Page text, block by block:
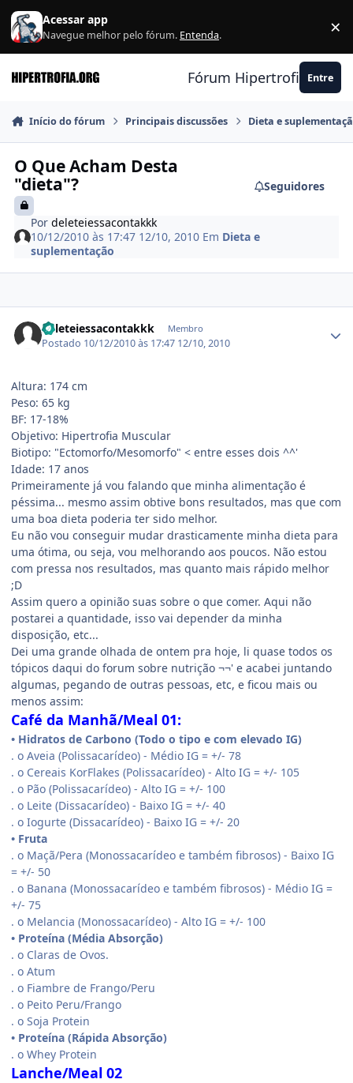
Ir para conteúdo
Acessar app
Navegue melhor pelo fórum. Entenda. ×
Fórum Hipertrofia.org
Entre
Início do fórum Principais discussões Dieta e
O Que Acham Desta
"dieta"?
Seguidores
Pordeleteiessacontakkk
10/12/2010 às 17:47 12/10, 2010 Em Dieta e
suplementação
deleteiessacontakkk Membro
Postado 10/12/2010 às 17:47 12/10, 2010
Altura: 174 cm
Peso: 65 kg
BF: 17-18%
Objetivo: Hipertrofia Muscular
Biotipo: "Ectomorfo/Mesomorfo" < entre esses dois ^^'
Idade: 17 anos
Primeiramente já vou falando que minha alimentação é
péssima... mesmo assim obtive bons resultados, mas que com
uma boa dieta poderia ter sido melhor.
Eu não vou conseguir mudar drasticamente minha dieta para
uma ótima, ou seja, vou melhorando aos poucos. Não estou
com pressa nos resultados, mas quanto mais rápido melhor
;D
Assim quero a opinião suas sobre o que comer. Aqui não
postarei a quantidade, isso vai depender da minha
disposição, etc...
Dei uma grande olhada de ontem pra hoje, li quase todos os
tópicos daqui do forum sobre nutrição ¬¬' e acabei juntando
algumas, pegando de outras pessoas, etc, e ficou mais ou
menos assim:
Café da Manhã/Meal 01:
• Hidratos de Carbono (Todo o tipo e com elevado IG)
. o Aveia (Polissacarídeo) - Médio IG = +/- 78
. o Cereais KorFlakes (Polissacarídeo) - Alto IG = +/- 105
. o Pão (Polissacarídeo) - Alto IG = +/- 100
. o Leite (Dissacarídeo) - Baixo IG = +/- 40
. o Iogurte (Dissacarídeo) - Baixo IG = +/- 20
• Fruta
. o Maçã/Pera (Monossacarídeo e também fibrosos) - Baixo IG
= +/- 50
. o Banana (Monossacarídeo e também fibrosos) - Médio IG =
+/- 75
. o Melancia (Monossacarídeo) - Alto IG = +/- 100
• Proteína (Média Absorção)
. o Claras de Ovos.
. o Atum
. o Fiambre de Frango/Peru
. o Peito Peru/Frango
. o Soja Protein
• Proteína (Rápida Absorção)
. o Whey Protein
Lanche/Meal 02